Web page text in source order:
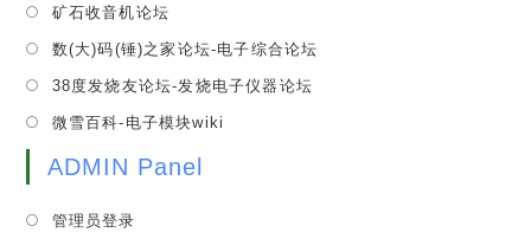
tab
矿石收音机论坛
a
new
tab
数(大)码(锤)之家论坛-电子综合论坛
38度发烧友论坛-发烧电子仪器论坛
微雪百科-电子模块wiki
ADMIN Panel
管理员登录